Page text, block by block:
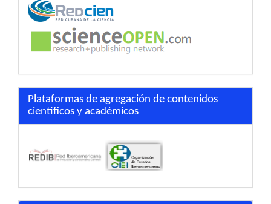
Plataformas de agregación de contenidos
científicos y académicos